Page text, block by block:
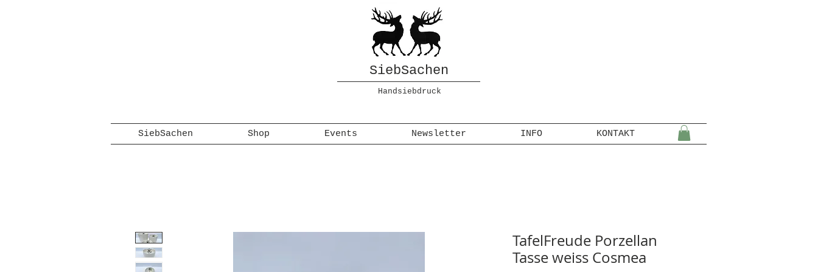
SiebSachen
Handsiebdruck
SiebSachen Shop Events Newsletter INFO KONTAKT
TafelFreude Porzellan
Tasse weiss Cosmea